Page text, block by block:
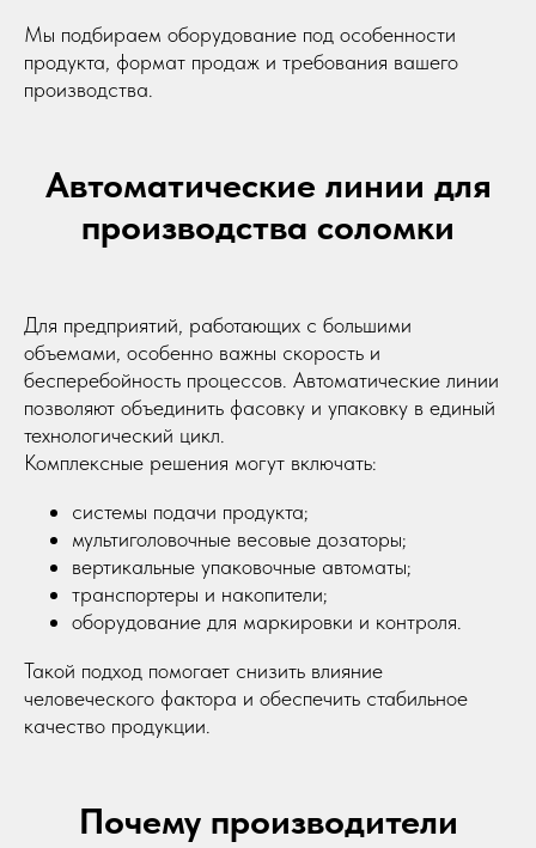
Мы подбираем оборудование под особенности
продукта, формат продаж и требования вашего
производства.
Автоматические линии для
производства соломки
Для предприятий, работающих с большими
объемами, особенно важны скорость и
бесперебойность процессов. Автоматические линии
позволяют объединить фасовку и упаковку в единый
технологический цикл.
Комплексные решения могут включать:
системы подачи продукта;
мультиголовочные весовые дозаторы;
вертикальные упаковочные автоматы;
транспортеры и накопители;
оборудование для маркировки и контроля.
Такой подход помогает снизить влияние
человеческого фактора и обеспечить стабильное
качество продукции.
Почему производители